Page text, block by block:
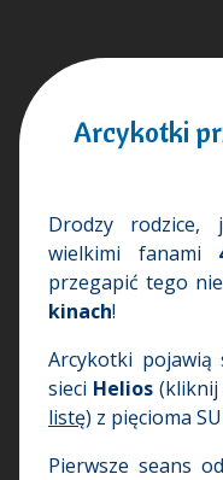
Arcykotki
Drodzy rodzice,
wielkimi fanami
przegapić tego
kinach!
Arcykotki pojawią
sieci Helios (kliknij
listę) z pięcioma
Pierwsze seans